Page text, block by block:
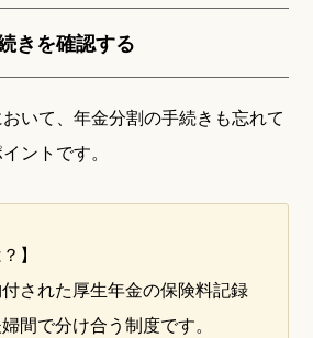
きを確認する
いて、年金分割の手続きも忘れて
ントです。
】
された厚生年金の保険料記録
間で分け合う制度です。